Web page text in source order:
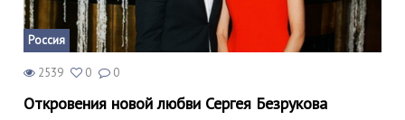
Россия
2539 0 0
Откровения новой любви Сергея Безрукова